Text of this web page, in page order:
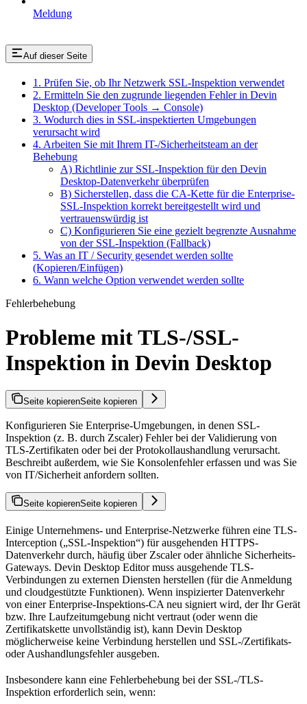
Meldung
Auf dieser Seite
1. Prüfen Sie, ob Ihr Netzwerk SSL-Inspektion verwendet
2. Ermitteln Sie den zugrunde liegenden Fehler in Devin
Desktop (Developer Tools → Console)
3. Wodurch dies in SSL-inspektierten Umgebungen
verursacht wird
4. Arbeiten Sie mit Ihrem IT-/Sicherheitsteam an der
Behebung
A) Richtlinie zur SSL-Inspektion für den Devin
Desktop-Datenverkehr überprüfen
B) Sicherstellen, dass die CA-Kette für die Enterprise-
SSL-Inspektion korrekt bereitgestellt wird und
vertrauenswürdig ist
C) Konfigurieren Sie eine gezielt begrenzte Ausnahme
von der SSL-Inspektion (Fallback)
5. Was an IT / Security gesendet werden sollte
(Kopieren/Einfügen)
6. Wann welche Option verwendet werden sollte
Fehlerbehebung
Probleme mit TLS-/SSL-
Inspektion in Devin Desktop
Seite kopierenSeite kopieren
Konfigurieren Sie Enterprise-Umgebungen, in denen SSL-
Inspektion (z. B. durch Zscaler) Fehler bei der Validierung von
TLS-Zertifikaten oder bei der Protokollaushandlung verursacht.
Beschreibt außerdem, wie Sie Konsolenfehler erfassen und was Sie
von IT/Sicherheit anfordern sollten.
Seite kopierenSeite kopieren
Einige Unternehmens- und Enterprise-Netzwerke führen eine TLS-
Interception („SSL-Inspektion“) für ausgehenden HTTPS-
Datenverkehr durch, häufig über Zscaler oder ähnliche Sicherheits-
Gateways. Devin Desktop Editor muss ausgehende TLS-
Verbindungen zu externen Diensten herstellen (für die Anmeldung
und cloudgestützte Funktionen). Wenn inspizierter Datenverkehr
von einer Enterprise-Inspektions-CA neu signiert wird, der Ihr Gerät
bzw. Ihre Laufzeitumgebung nicht vertraut (oder wenn die
Zertifikatskette unvollständig ist), kann Devin Desktop
möglicherweise keine Verbindung herstellen und SSL-/Zertifikats-
oder Aushandlungsfehler ausgeben.
Insbesondere kann eine Fehlerbehebung bei der SSL-/TLS-
Inspektion erforderlich sein, wenn: